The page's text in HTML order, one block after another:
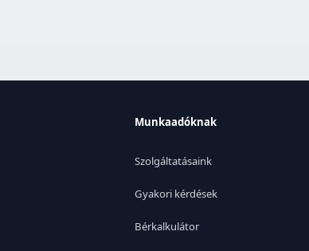
Munkaadóknak
Szolgáltatásaink
Gyakori kérdések
Bérkalkulátor